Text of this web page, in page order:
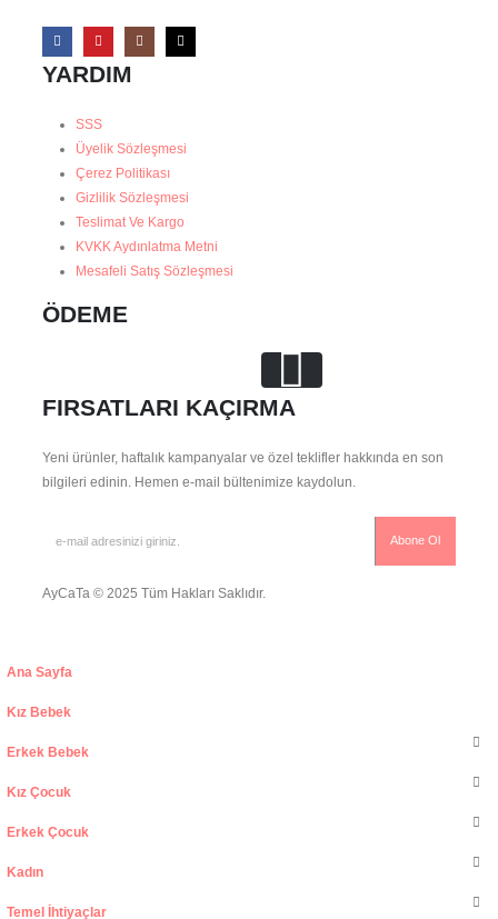
YARDIM
SSS
Üyelik Sözleşmesi
Çerez Politikası
Gizlilik Sözleşmesi
Teslimat Ve Kargo
KVKK Aydınlatma Metni
Mesafeli Satış Sözleşmesi
ÖDEME
FIRSATLARI KAÇIRMA
Yeni ürünler, haftalık kampanyalar ve özel teklifler hakkında en son
bilgileri edinin. Hemen e-mail bültenimize kaydolun.
AyCaTa © 2025 Tüm Hakları Saklıdır.
Ana Sayfa
Kız Bebek
Erkek Bebek
Kız Çocuk
Erkek Çocuk
Kadın
Temel İhtiyaçlar